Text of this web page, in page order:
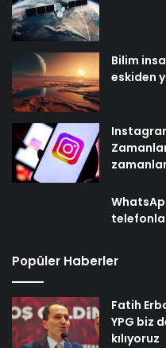
Bilim
eskiden
Popüler Haberler
Fatih
YPG biz
kılıyoruz